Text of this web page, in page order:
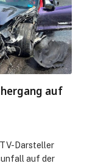
auf
Darsteller
auf der